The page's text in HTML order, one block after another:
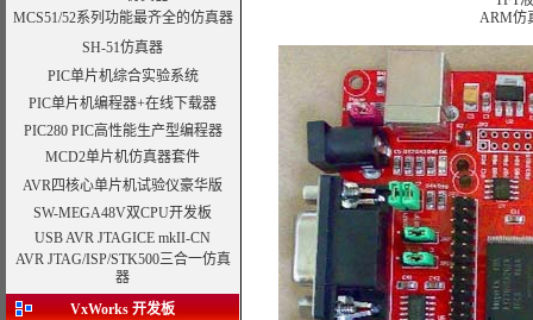
MCS51/52系列功能最齐全的仿真器
SH-51仿真器
PIC单片机综合实验系统
PIC单片机编程器+在线下载器
PIC280 PIC高性能生产型编程器
MCD2单片机仿真器套件
AVR四核心单片机试验仪豪华版
SW-MEGA48V双CPU开发板
USB AVR JTAGICE mkII-CN
AVR JTAG/ISP/STK500三合一仿真
器
VxWorks 开发板
ARM仿